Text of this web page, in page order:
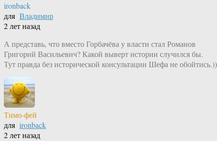
ironback
для Владимир
2 лет назад
А представь, что вместо Горбачёва у власти стал Романов
Григорий Васильевич? Какой выверт истории случился бы.
Тут правда без исторической консультации Шефа не обойтись.))
Тимо-фей
для ironback
2 лет назад